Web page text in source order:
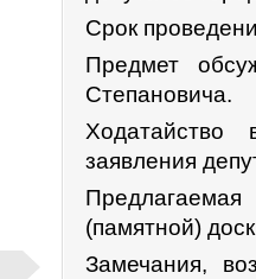
Срок
Предмет
Степановича.
Ходатайство
заявления
(памятной)
Замечания,